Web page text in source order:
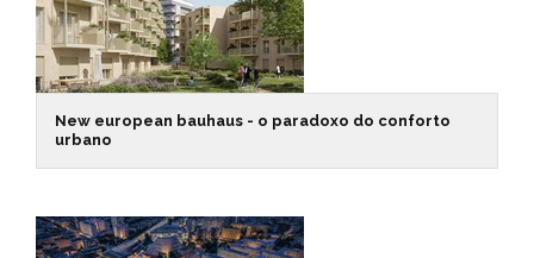
New european bauhaus - o paradoxo do conforto
urbano